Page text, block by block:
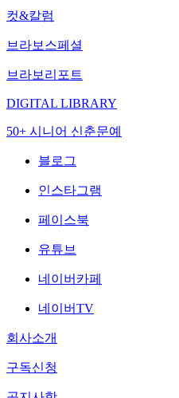
컷&칼럼
브라보스페셜
브라보리포트
DIGITAL LIBRARY
50+ 시니어 신춘문예
블로그
인스타그램
페이스북
유튜브
네이버카페
네이버TV
회사소개
구독신청